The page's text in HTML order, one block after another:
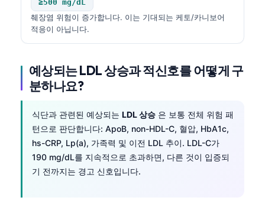
≥500 mg/dL
췌장염 위험이 증가합니다. 이는 기대되는 케토/카니보어
적응이 아닙니다.
예상되는 LDL 상승과 적신호를 어떻게 구
분하나요?
식단과 관련된 예상되는 LDL 상승 은 보통 전체 위험 패
턴으로 판단합니다: ApoB, non-HDL-C, 혈압, HbA1c,
hs-CRP, Lp(a), 가족력 및 이전 LDL 추이. LDL-C가
190 mg/dL를 지속적으로 초과하면, 다른 것이 입증되
기 전까지는 경고 신호입니다.